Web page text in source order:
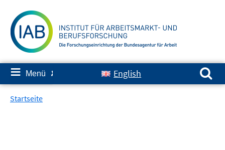
zum
Inhalt
≡ Menü ✘ English
Suchen nach:
Startseite